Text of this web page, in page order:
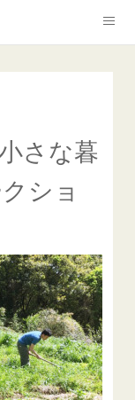
さな暮
ショ